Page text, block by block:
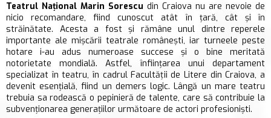
Teatrul Național Marin Sorescu din Craiova nu are nevoie de
nicio recomandare, fiind cunoscut atât în țară, cât și în
străinătate. Acesta a fost și rămâne unul dintre reperele
importante ale mișcării teatrale românești, iar turneele peste
hotare i-au adus numeroase succese și o bine meritată
notorietate mondială. Astfel, înființarea unui departament
specializat în teatru, în cadrul Facultății de Litere din Craiova, a
devenit esențială, fiind un demers logic. Lângă un mare teatru
trebuia sa rodească o pepinieră de talente, care să contribuie la
subvenționarea generațiilor următoare de actori profesioniști.